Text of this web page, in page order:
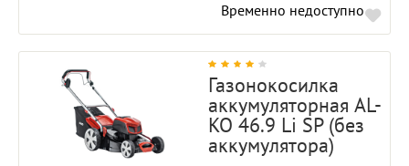
Временно недоступно
Газонокосилка
аккумуляторная AL-
KO 46.9 Li SP (без
аккумулятора)